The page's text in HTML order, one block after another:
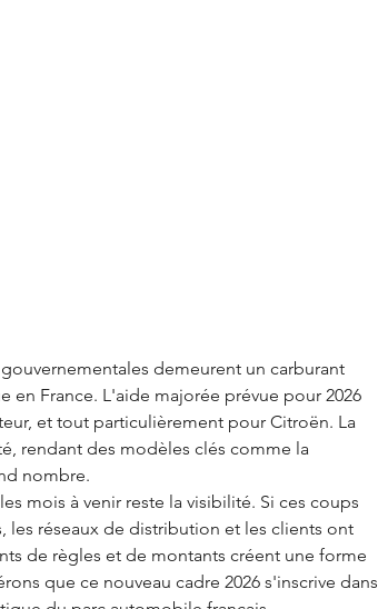
demeurent un carburant
France. L'aide majorée prévue pour 2026
et tout particulièrement pour Citroën. La
rendant des modèles clés comme la
nombre.
mois à venir reste la visibilité. Si ces coups
les réseaux de distribution et les clients ont
de règles et de montants créent une forme
que ce nouveau cadre 2026 s'inscrive dans